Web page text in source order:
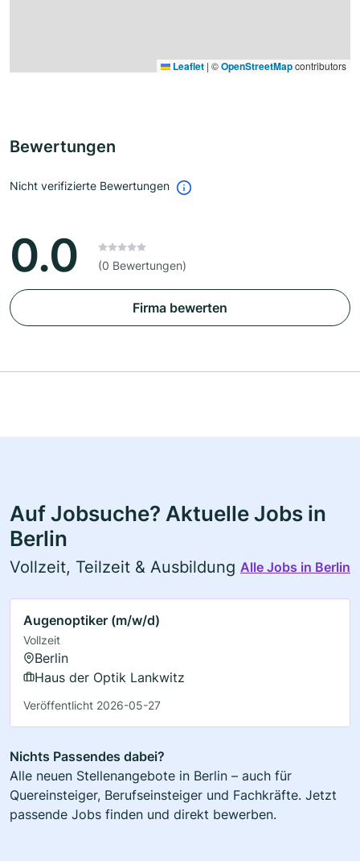
Leaflet | ©OpenStreetMapcontributors
Bewertungen
Nicht verifizierte Bewertungen
0.0 (0 Bewertungen)
Firma bewerten
Auf Jobsuche? Aktuelle Jobs in
Berlin
Vollzeit, Teilzeit & Ausbildung Alle Jobs in Berlin
Augenoptiker (m/w/d)
Vollzeit
Berlin
Haus der Optik Lankwitz
Veröffentlicht 2026-05-27
Nichts Passendes dabei?
Alle neuen Stellenangebote in Berlin – auch für
Quereinsteiger, Berufseinsteiger und Fachkräfte. Jetzt
passende Jobs finden und direkt bewerben.